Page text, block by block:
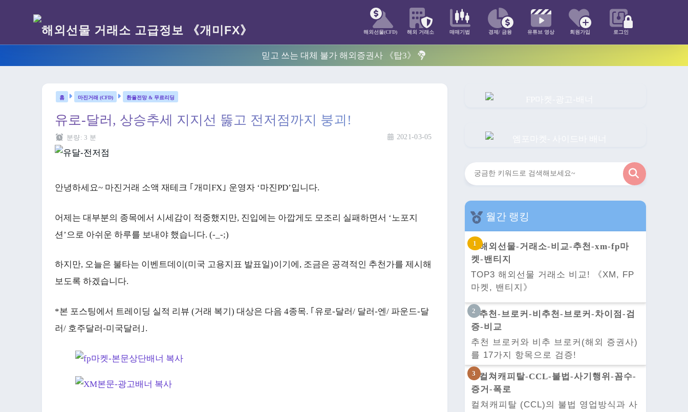
해외선물(CFD) 해외 거래소 매매기법 경제/ 금융 유튜브 영상 회원가입 로그인
믿고 쓰는 대체 불가 해외증권사 《탑3》
마진거래 (CFD) 환율전망 & 무료리딩
유로-달러, 상승추세 지지선 뚫고 전저점까지 붕괴!
2021-03-05
분량: 3 분
안녕하세요~ 마진거래 소액 재테크 ｢개미FX｣ 운영자 ‘마진PD’입니다.
어제는 대부분의 종목에서 시세감이 적중했지만, 진입에는 아깝게도 모조리 실패하면서 ‘노포지
션’으로 아쉬운 하루를 보내야 했습니다. (-_-;)
하지만, 오늘은 불타는 이벤트데이(미국 고용지표 발표일)이기에, 조금은 공격적인 추천가를 제시해
보도록 하겠습니다.
*본 포스팅에서 트레이딩 실적 리뷰 (거래 복기) 대상은 다음 4종목. ｢유로-달러/ 달러-엔/ 파운드-달
러/ 호주달러-미국달러｣.
검
월간 랭킹
TOP3 해외선물 거래소 비교! 《XM, FP
마켓, 밴티지》
추천 브로커와 비추 브로커(해외 증권사)
를 17가지 항목으로 검증!
컬쳐캐피탈 (CCL)의 불법 영업방식과 사